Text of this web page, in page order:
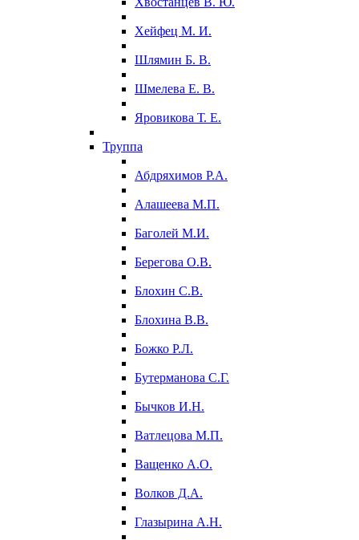
Хейфец М. И.
Шлямин Б. В.
Шмелева Е. В.
Яровикова Т. Е.
Труппа
Абдряхимов Р.А.
Алашеева М.П.
Баголей М.И.
Берегова О.В.
Блохин С.В.
Блохина В.В.
Божко Р.Л.
Бутерманова С.Г.
Бычков И.Н.
Ватлецова М.П.
Ващенко А.О.
Волков Д.А.
Глазырина А.Н.